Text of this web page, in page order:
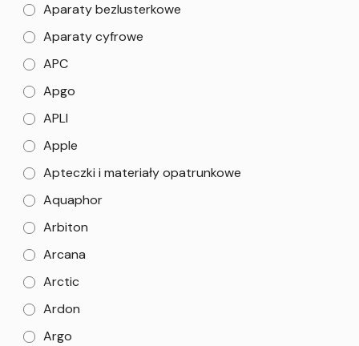
Aparaty bezlusterkowe
Aparaty cyfrowe
APC
Apgo
APLI
Apple
Apteczki i materiały opatrunkowe
Aquaphor
Arbiton
Arcana
Arctic
Ardon
Argo